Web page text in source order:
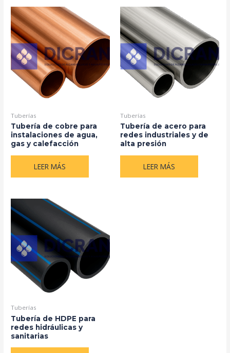
Tuberías
Tubería de cobre para
instalaciones de agua,
gas y calefacción
LEER MÁS
Tuberías
Tubería de acero para
redes industriales y de
alta presión
LEER MÁS
Tuberías
Tubería de HDPE para
redes hidráulicas y
sanitarias